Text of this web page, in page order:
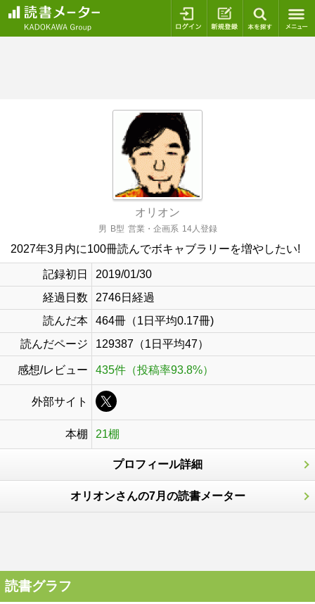
ログイン 新規登録
オリオン
男 B型 営業・企画系 14人登録
2027年3月内に100冊読んでボキャブラリーを増やしたい!
記録初日
2019/01/30
経過日数
2746日経過
読んだ本
464冊（1日平均0.17冊)
読んだページ
129387（1日平均47）
感想/レビュー 435件（投稿率93.8%）
外部サイト
本棚 21棚
プロフィール詳細
オリオンさんの7月の読書メーター
読書グラフ